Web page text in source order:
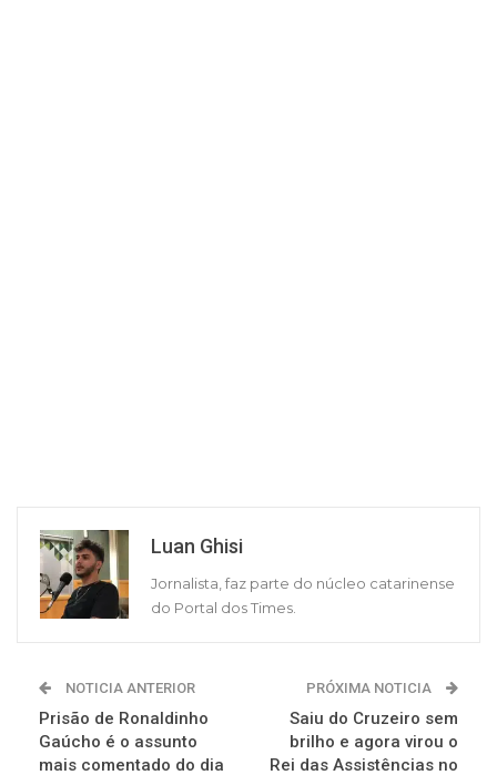
Luan Ghisi
Jornalista, faz parte do núcleo catarinense
do Portal dos Times.
NOTICIA ANTERIOR
Prisão de Ronaldinho
Gaúcho é o assunto
mais comentado do dia
PRÓXIMA NOTICIA
Saiu do Cruzeiro sem
brilho e agora virou o
Rei das Assistências no